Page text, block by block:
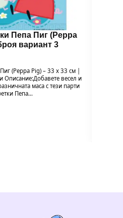
Пепа Пиг (Peppa
вариант 3
(Peppa Pig) – 33 x 33 см |
Описание:Добавете весел и
маса с тези парти
Пепа…